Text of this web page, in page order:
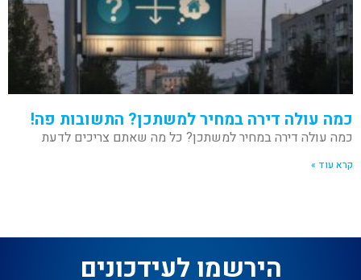
כמה עולה דירה במחיר למשתכן? התשובות פה!
כמה עולה דירה במחיר למשתכן? כל מה שאתם צריכים לדעת
קרא עוד »
הירשמו לעידכונים